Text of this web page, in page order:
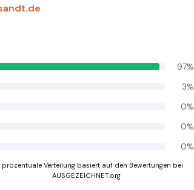
97%
3%
0%
0%
0%
prozentuale Verteilung basiert auf den Bewertungen bei
AUSGEZEICHNET.org